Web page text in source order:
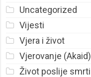
Uncategorized
Vijesti
Vjera i život
Vjerovanje (Akaid)
Život poslije smrti